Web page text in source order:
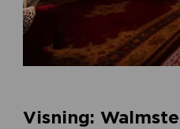
Visning: